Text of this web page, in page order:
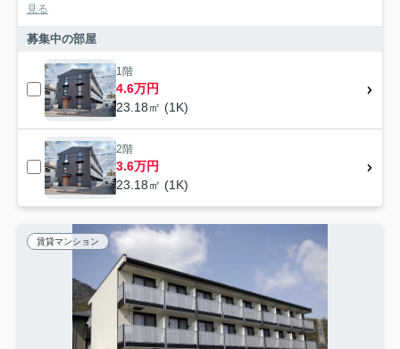
見る
募集中の部屋
1階
4.6万円
23.18㎡ (1K)
2階
3.6万円
23.18㎡ (1K)
賃貸マンション